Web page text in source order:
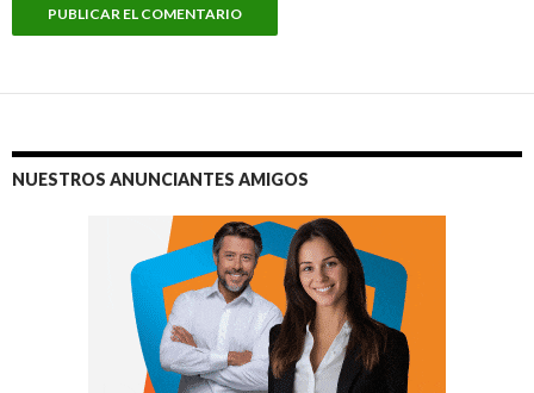
NUESTROS ANUNCIANTES AMIGOS